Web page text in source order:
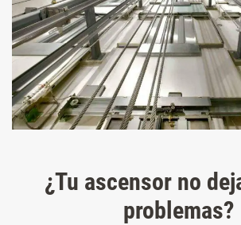
¿Tu ascensor no
problemas?